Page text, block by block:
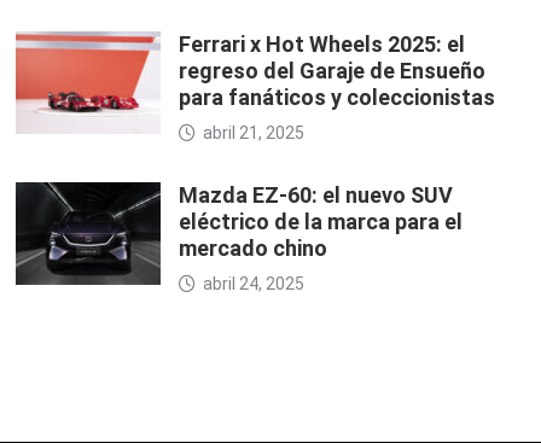
Ferrari x Hot Wheels 2025: el
regreso del Garaje de Ensueño
para fanáticos y coleccionistas
abril 21, 2025
Mazda EZ-60: el nuevo SUV
eléctrico de la marca para el
mercado chino
abril 24, 2025